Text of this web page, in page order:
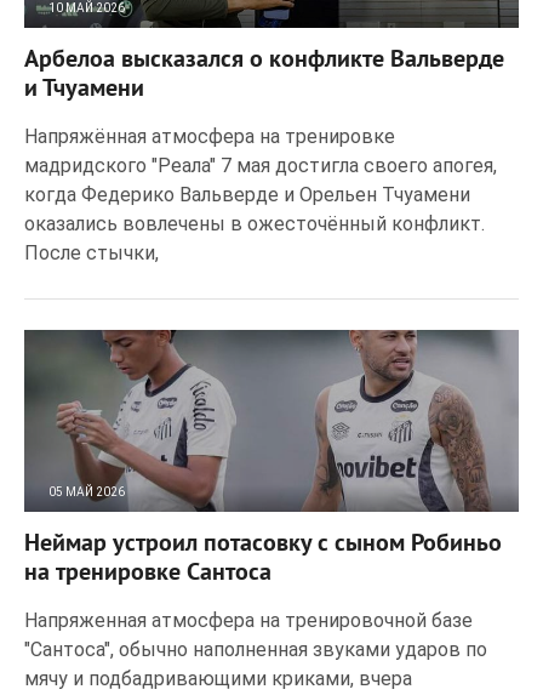
10 МАЙ 2026
Арбелоа высказался о конфликте Вальверде
и Тчуамени
Напряжённая атмосфера на тренировке
мадридского "Реала" 7 мая достигла своего апогея,
когда Федерико Вальверде и Орельен Тчуамени
оказались вовлечены в ожесточённый конфликт.
После стычки,
05 МАЙ 2026
Неймар устроил потасовку с сыном Робиньо
на тренировке Сантоса
Напряженная атмосфера на тренировочной базе
"Сантоса", обычно наполненная звуками ударов по
мячу и подбадривающими криками, вчера